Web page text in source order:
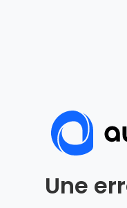
Une